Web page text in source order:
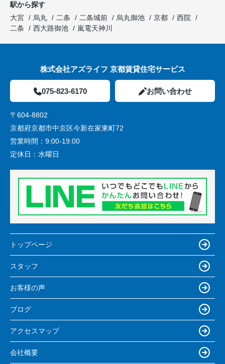
駅から探す
大宮
烏丸 二条 二条城前 烏丸御池 京都
西院
二条
西大路御池 嵐電天神川
株式会社アズライフ 京都賃貸住宅サービス
075-823-6170 お問い合わせ
〒604-8802
京都府京都市中京区今新在家東町72
営業時間： 9:00-19:00
定休日： 水曜日
トップページ
スタッフ
お客様の声
ブログ
アクセスマップ
会社概要